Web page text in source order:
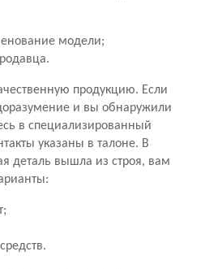
модели;
продукцию. Если
и вы обнаружили
в специализированный
указаны в талоне. В
деталь вышла из строя, вам